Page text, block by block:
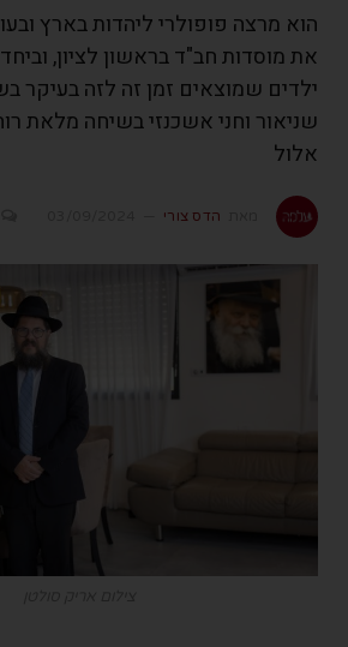
הוא מרצה פופולרי ליהדות בארץ
את מוסדות חב"ד בראשון לציון,
ילדים שמוצאים זמן זה לזה בעיקר
שניאור וחני אשכנזי בשיחה מלאת
אלול
הדס צורי